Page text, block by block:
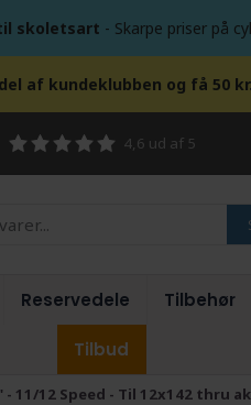
skoletsart - Skarpe priser på
af kundeklubben og få 50
4,6 ud af 5
Reservedele Tilbehør
Tilbud
11/12 Speed - Til 12x142 thru